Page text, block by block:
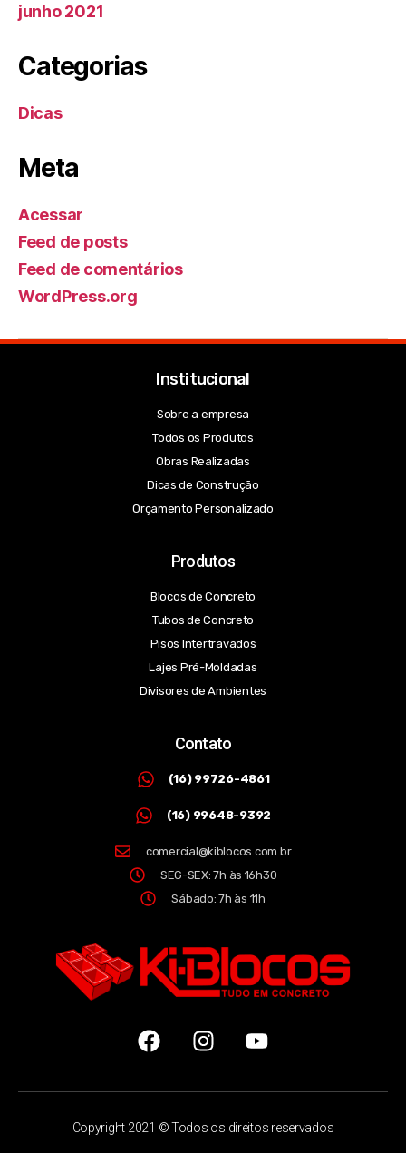
junho 2021
Categorias
Dicas
Meta
Acessar
Feed de posts
Feed de comentários
WordPress.org
Institucional
Sobre a empresa
Todos os Produtos
Obras Realizadas
Dicas de Construção
Orçamento Personalizado
Produtos
Blocos de Concreto
Tubos de Concreto
Pisos Intertravados
Lajes Pré-Moldadas
Divisores de Ambientes
Contato
(16) 99726-4861
(16) 99648-9392
comercial@kiblocos.com.br
SEG-SEX: 7h às 16h30
Sábado: 7h às 11h
Copyright 2021 © Todos os direitos reservados